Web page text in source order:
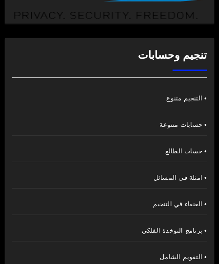
تنجيم وحسابات
• التنجيم متنوع
• حسابات متنوعة
• حساب الطالع
• امثلة في المسائل
• العنقاء في التنجيم
• برنامج النوخذة الفلكي
• التقويم الشامل